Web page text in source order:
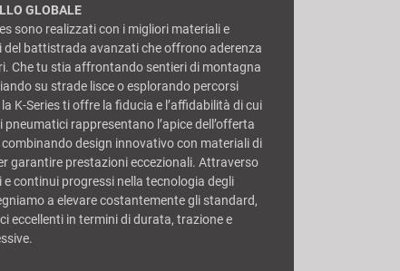
GLOBALE
sono realizzati con i migliori materiali e
del battistrada avanzati che offrono aderenza
Che tu stia affrontando sentieri di montagna
su strade lisce o esplorando percorsi
K-Series ti offre la fiducia e l’affidabilità di cui
pneumatici rappresentano l’apice dell’offerta
design innovativo con materiali di
garantire prestazioni eccezionali. Attraverso
continui progressi nella tecnologia degli
a elevare costantemente gli standard,
eccellenti in termini di durata, trazione e